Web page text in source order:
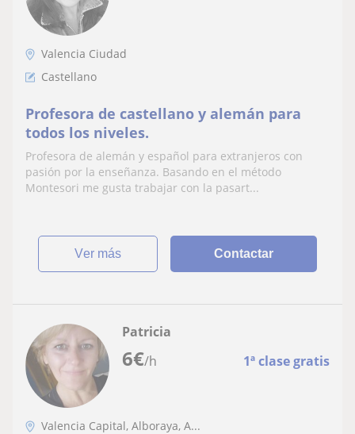
Valencia Ciudad
Castellano
Profesora de castellano y alemán para
todos los niveles.
Profesora de alemán y español para extranjeros con
pasión por la enseñanza. Basando en el método
Montesori me gusta trabajar con la pasart...
ver más Contactar
6€/h 1ª clase gratis
Patricia
Valencia Capital, Alboraya, A...